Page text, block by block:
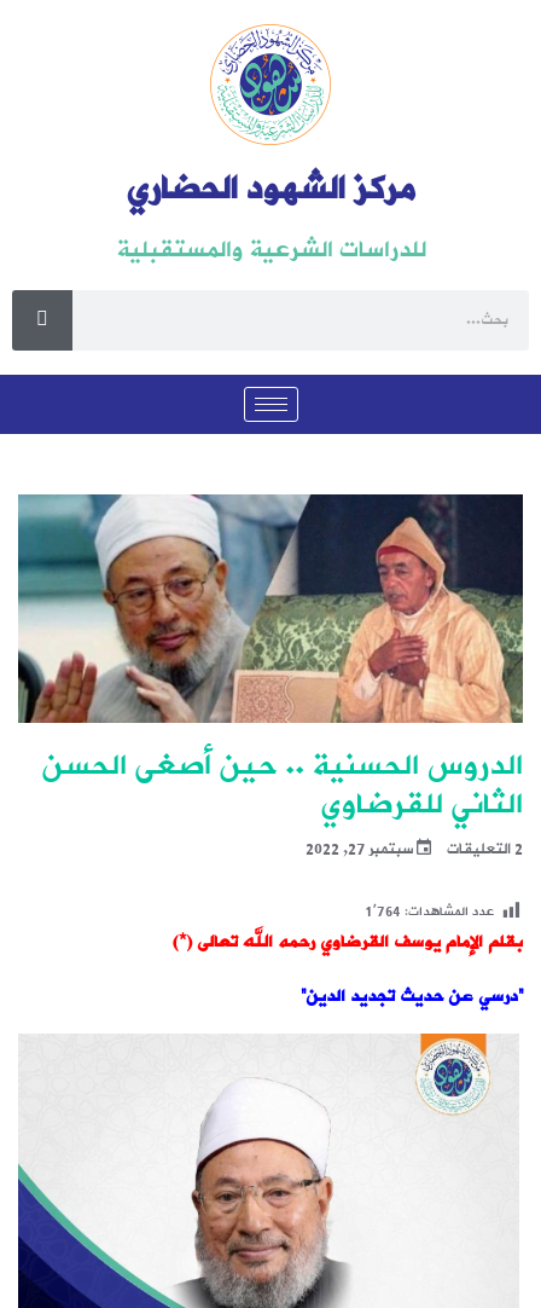
مركز الشهود الحضاري
للدراسات الشرعية والمستقبلية
الدروس الحسنية .. حين أصغى الحسن
الثاني للقرضاوي
2 التعليقات سبتمبر 27, 2022
عدد المشاهدات:1٬764
بقلم الإمام يوسف القرضاوي رحمه الله تعالى (*)
“درسي عن حديث تجديد الدين”